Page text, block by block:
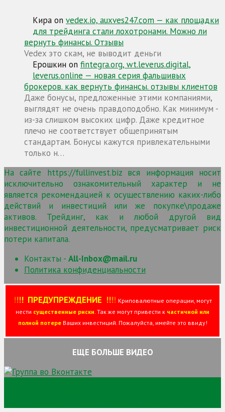
Кира on vedex.io, auxves247.com — как площадки
для трейдинга стали лохотронами. Можно ли
вернуть финансы. Отзывы
Vedex это скам, не выводит деньги
Ерошкин on fintegra.org, wt.leverus.digital,
leverus.online — новая серия фальшивых
брокеров. как вернуть финансы. отзывы клиентов
Даже бонусы, предложенные этими компаниями,
выглядят не очень правдоподобно. Как минимум -
из-за слишком высоких цифр. Даже кредитное
плечо не соответствует общепринятым
стандартам. Бонусы кажутся привлекательными
только н…
На сайте https://fullinvest.biz вся информация носит
исключительно ознакомительный характер и не
является рекомендацией к осуществлению каких-либо
действий и инвестиций или же покупке\продаже
активов. Трейдинг, как и любой другой вид
инвестиционной деятельности, предусматривает риск
потери капитала.
Контакты - All-Inbox@mail.ru
Политика конфиденциальности
!!!!ПРЕДУПРЕЖДЕНИЕ !!!! Криповалютные операции, могут
нести существенные риски . Так же могут привести к частичной или
полной потереВаших инвестиций. Пожалуйста, имейте это ввиду!
ЕЩЕ БОЛЬШЕ ВИДЕО